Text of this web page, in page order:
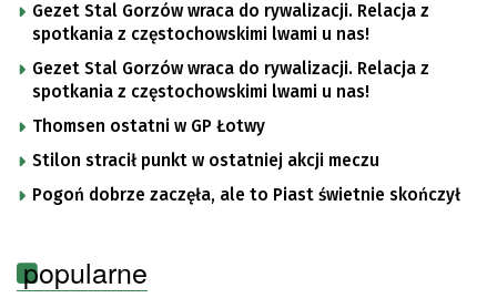
Gezet Stal Gorzów wraca do rywalizacji. Relacja z
spotkania z częstochowskimi lwami u nas!
Gezet Stal Gorzów wraca do rywalizacji. Relacja z
spotkania z częstochowskimi lwami u nas!
Thomsen ostatni w GP Łotwy
Stilon stracił punkt w ostatniej akcji meczu
Pogoń dobrze zaczęła, ale to Piast świetnie skończył
popularne